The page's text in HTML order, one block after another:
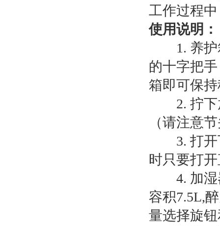
工作过程
使用说明：
1. 养护箱
的十字把
箱即可保
2. 拧下放
（请注意
3. 打开下
时只要打
4. 加湿器
容积7.5L,
量选择旋